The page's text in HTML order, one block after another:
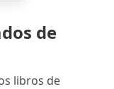
de
libros de